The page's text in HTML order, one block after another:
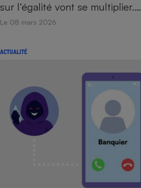
sur l’égalité vont se multiplier.…
Le 08 mars 2026
ACTUALITÉ